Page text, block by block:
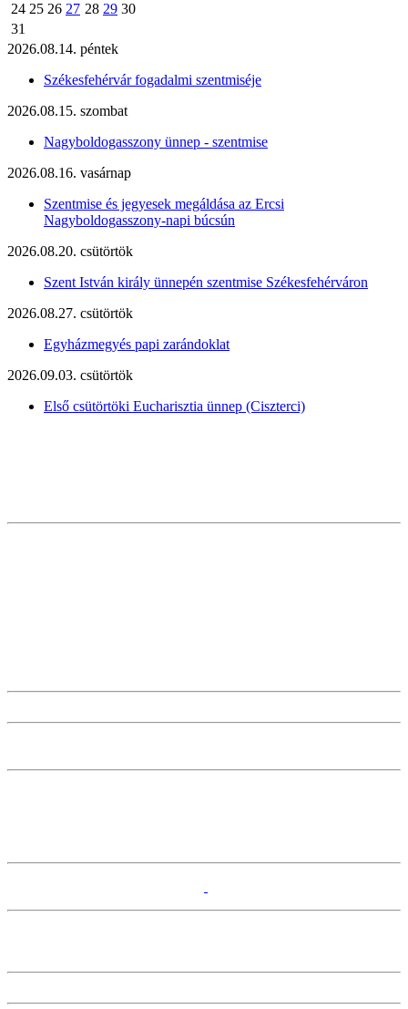
24 25 26 27 28 29 30
31
2026.08.14. péntek
Székesfehérvár fogadalmi szentmiséje
2026.08.15. szombat
Nagyboldogasszony ünnep - szentmise
2026.08.16. vasárnap
Szentmise és jegyesek megáldása az Ercsi
Nagyboldogasszony-napi búcsún
2026.08.20. csütörtök
Szent István király ünnepén szentmise Székesfehérváron
2026.08.27. csütörtök
Egyházmegyés papi zarándoklat
2026.09.03. csütörtök
Első csütörtöki Eucharisztia ünnep (Ciszterci)